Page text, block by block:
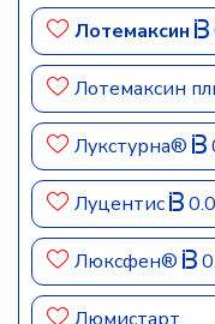
Лотемаксин
Лотемаксин
Лукстурна®
Луцентис
Люксфен®